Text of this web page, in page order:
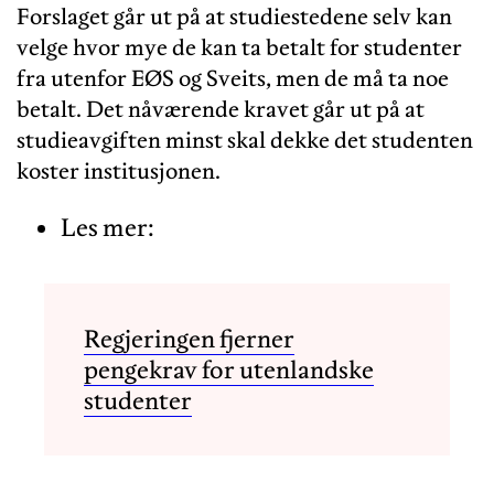
Forslaget går ut på at studiestedene selv kan
velge hvor mye de kan ta betalt for studenter
fra utenfor EØS og Sveits, men de må ta noe
betalt. Det nåværende kravet går ut på at
studieavgiften minst skal dekke det studenten
koster institusjonen.
Les mer:
Regjeringen fjerner
pengekrav for utenlandske
studenter